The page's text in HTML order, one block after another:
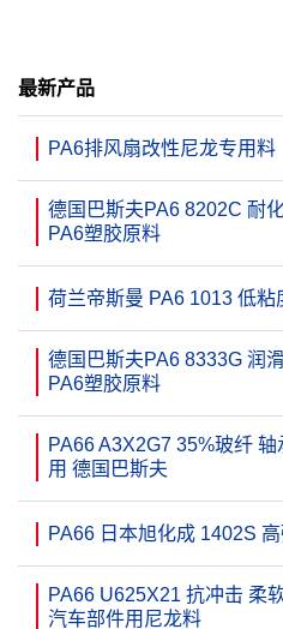
最新产品
PA6排风扇改性尼龙专用料
德国巴斯夫PA6 8202C 耐
PA6塑胶原料
荷兰帝斯曼 PA6 1013 低
德国巴斯夫PA6 8333G 润
PA6塑胶原料
PA66 A3X2G7 35%玻纤
用 德国巴斯夫
PA66 日本旭化成 1402S
PA66 U625X21 抗冲击 柔
汽车部件用尼龙料